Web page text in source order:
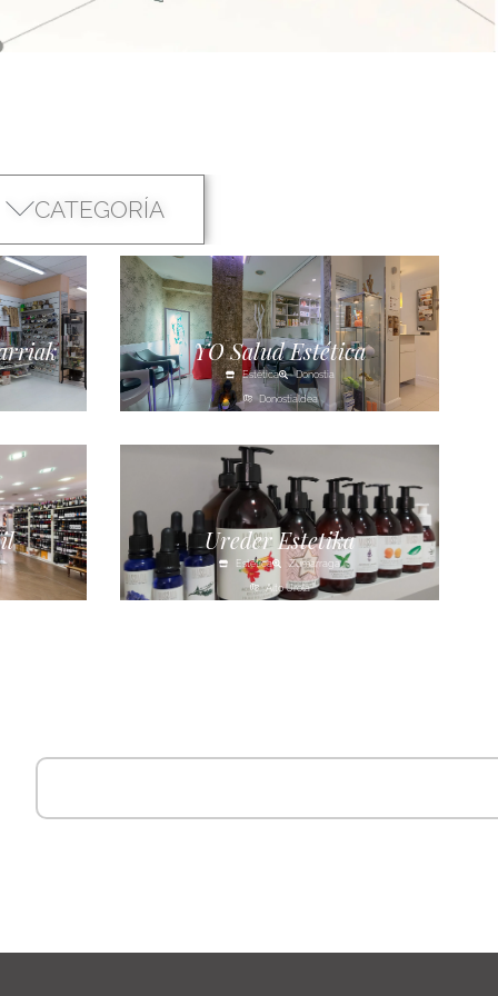
CATEGORÍA
YO Salud Estética
Estética Donostia
Donostialdea
Ureder Estetika
Estética Zumarraga
Alto Urola